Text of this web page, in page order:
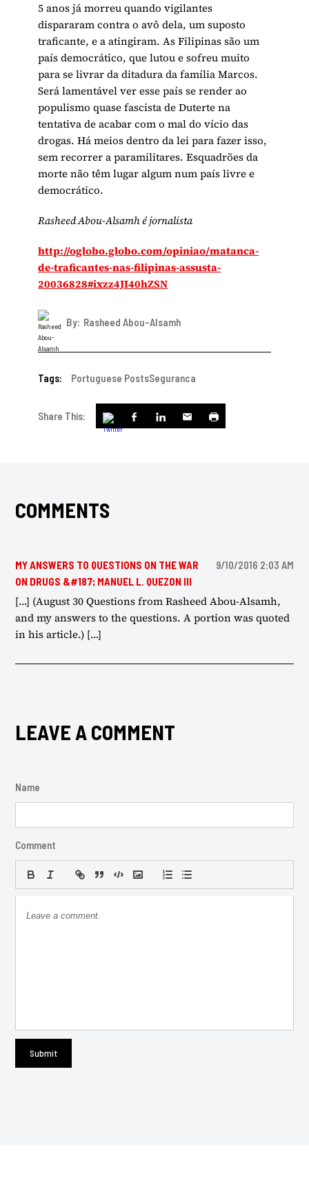
5 anos já morreu quando vigilantes
dispararam contra o avô dela, um suposto
traficante, e a atingiram. As Filipinas são um
país democrático, que lutou e sofreu muito
para se livrar da ditadura da família Marcos.
Será lamentável ver esse país se render ao
populismo quase fascista de Duterte na
tentativa de acabar com o mal do vício das
drogas. Há meios dentro da lei para fazer isso,
sem recorrer a paramilitares. Esquadrões da
morte não têm lugar algum num país livre e
democrático.
Rasheed Abou-Alsamh é jornalista
http://oglobo.globo.com/opiniao/matanca-
de-traficantes-nas-filipinas-assusta-
20036828#ixzz4JI40hZSN
By: Rasheed Abou-Alsamh
Tags: Portuguese PostsSeguranca
Share This:
COMMENTS
MY ANSWERS TO QUESTIONS ON THE WAR
ON DRUGS &#187; MANUEL L. QUEZON III
9/10/2016 2:03 AM
[…] (August 30 Questions from Rasheed Abou-Alsamh,
and my answers to the questions. A portion was quoted
in his article.) […]
LEAVE A COMMENT
Name
Comment